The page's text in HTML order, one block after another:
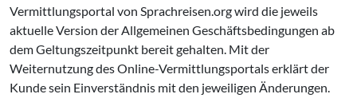
Vermittlungsportal von Sprachreisen.org wird die jeweils
aktuelle Version der Allgemeinen Geschäftsbedingungen ab
dem Geltungszeitpunkt bereit gehalten. Mit der
Weiternutzung des Online-Vermittlungsportals erklärt der
Kunde sein Einverständnis mit den jeweiligen Änderungen.